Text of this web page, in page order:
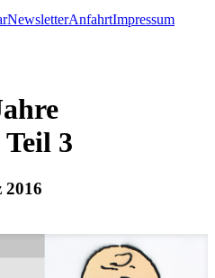
NewsletterAnfahrtImpressum
3
2016